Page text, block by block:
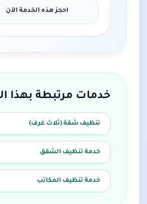
احجز هذه الخدمة الآن
خدمات مرتبطة بهذا
تنظيف شقة (ثلاث غرف)
خدمة تنظيف الشقق
خدمة تنظيف المكاتب